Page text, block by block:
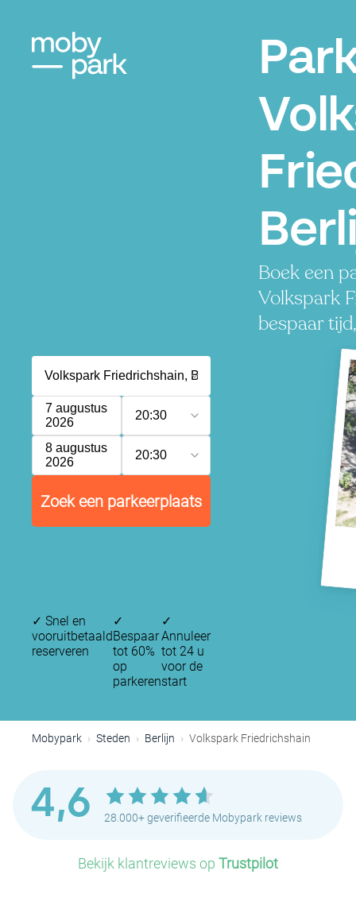
Boek een
Volkspark
bespaar
7 augustus
2026
20:30
8 augustus
2026
20:30
Zoek een parkeerplaats
✓ Snel en
vooruitbetaald
reserveren
✓
Bespaar
tot 60%
op
parkeren
✓
Annuleer
tot 24 u
voor de
start
Mobypark Steden Berlijn Volkspark Friedrichshain
4,6 28.000+ geverifieerde Mobypark reviews
Bekijk klantreviews op Trustpilot